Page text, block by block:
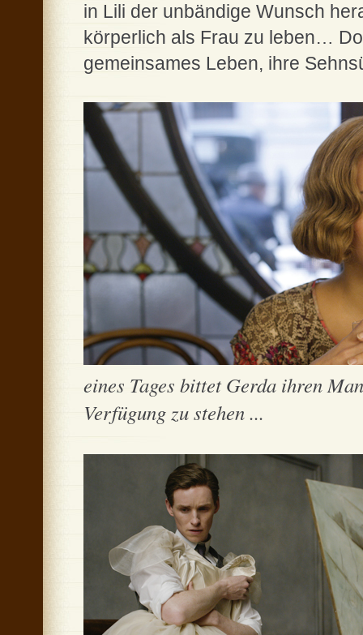
in Lili der unbändige Wunsch
körperlich als Frau zu leben…
gemeinsames Leben, ihre
eines Tages bittet Gerda ihren
Verfügung zu stehen ...